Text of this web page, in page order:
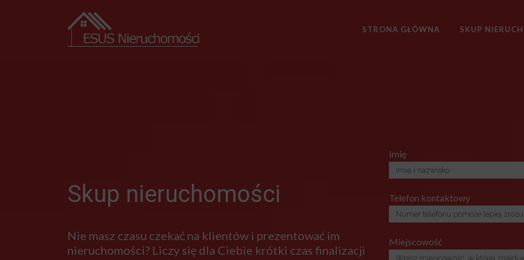
STRONA GŁÓWNA SKUP
Skup nieruchomości
Nie masz czasu czekać na klientów i prezentować im
nieruchomości? Liczy się dla Ciebie krótki czas finalizacji
Imię
Telefon kontaktowy
Miejscowość